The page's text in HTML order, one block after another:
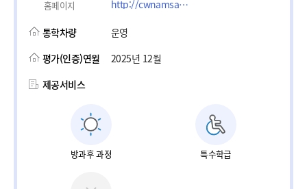
홈페이지 http://cwnamsan-k.gne.go.kr
통학차량
운영
평가(인증)연월
2025년 12월
제공서비스
방과후 과정 특수학급